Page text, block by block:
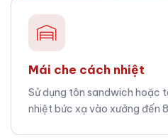
Mái che cách nhiệt
Sử dụng tôn sandwich hoặc
nhiệt bức xạ vào xưởng đến